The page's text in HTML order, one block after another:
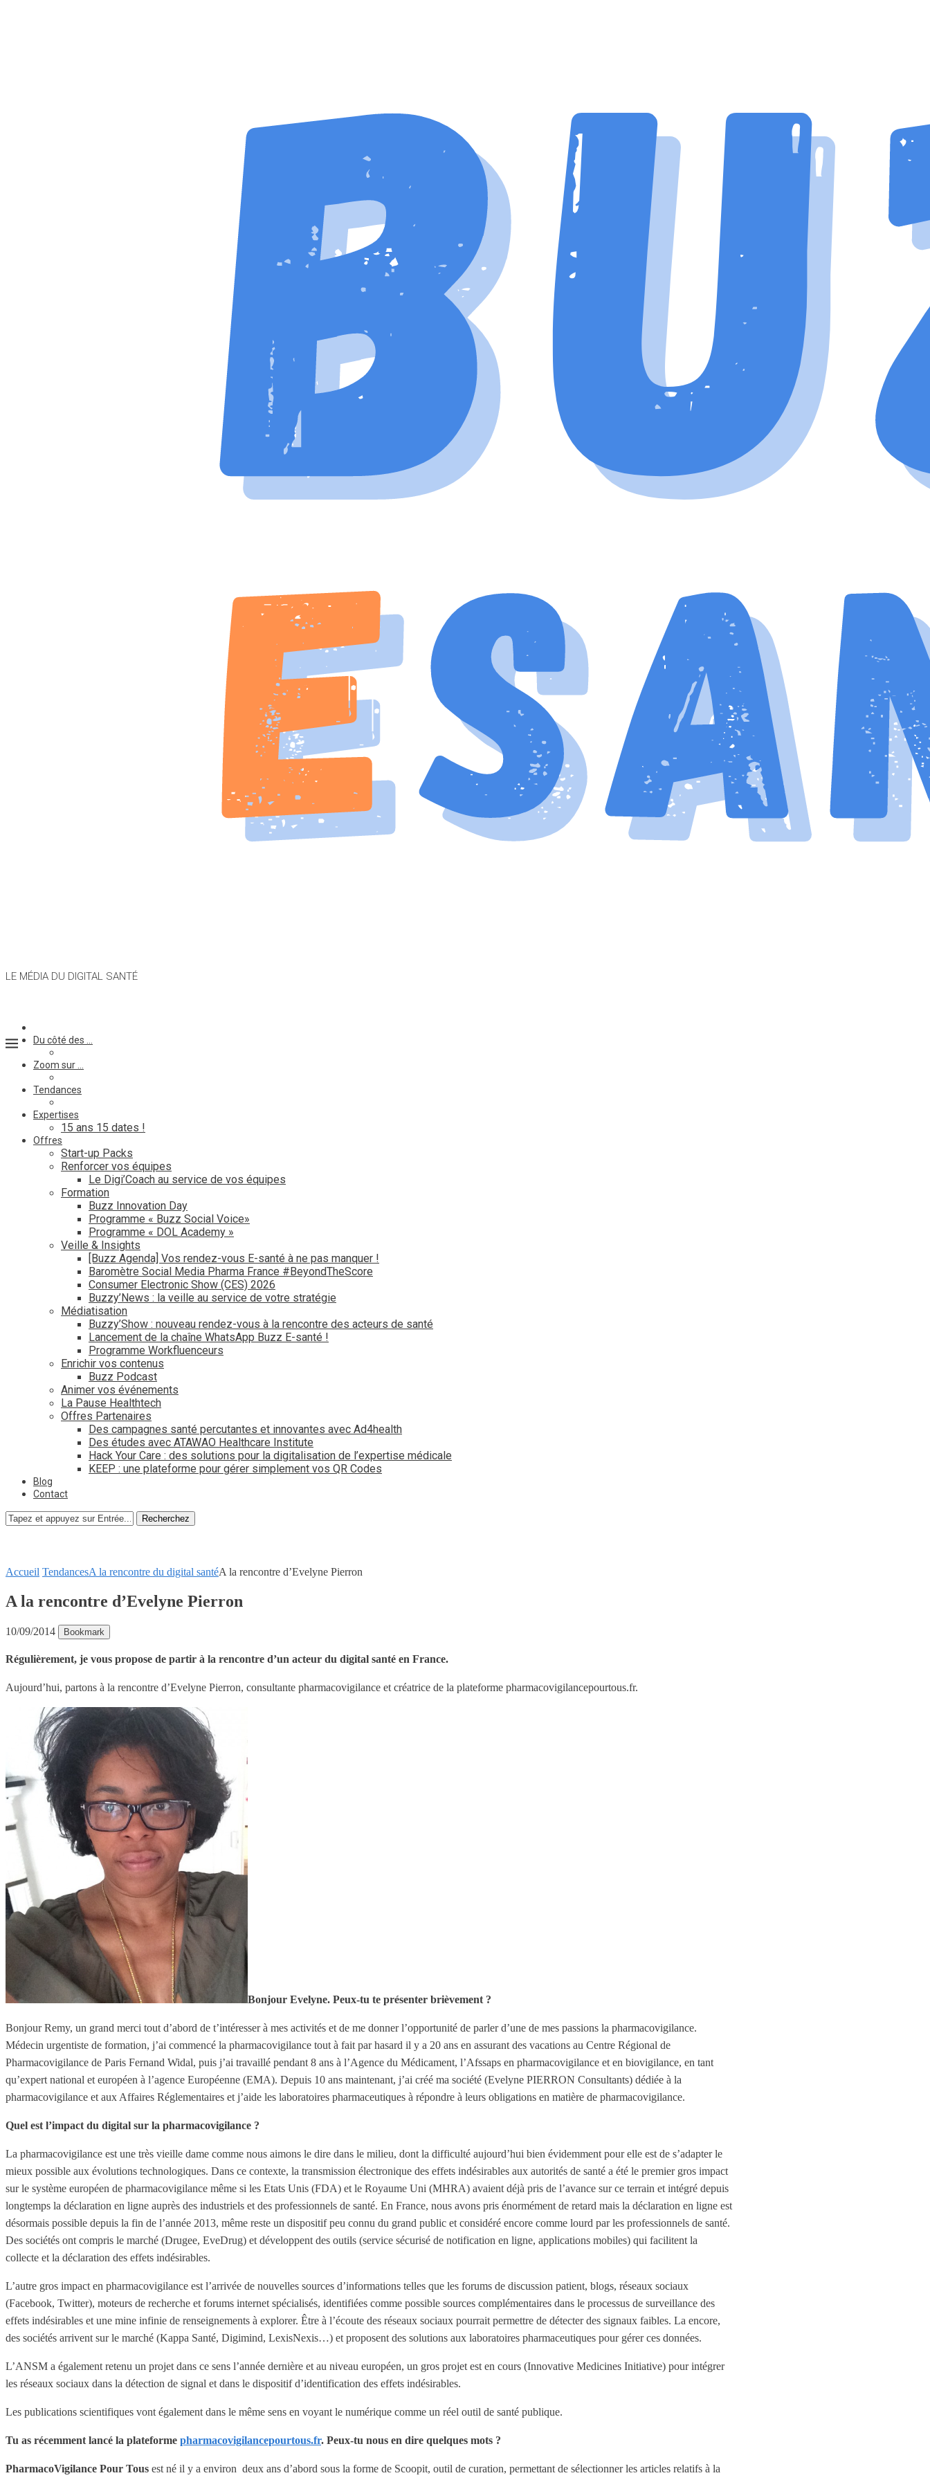
LE MÉDIA DU DIGITAL SANTÉ
Du côté des …
Zoom sur …
Tendances
Expertises
15 ans 15 dates !
Offres
Start-up Packs
Renforcer vos équipes
Le Digi’Coach au service de vos équipes
Formation
Buzz Innovation Day
Programme « Buzz Social Voice»
Programme « DOL Academy »
Veille & Insights
[Buzz Agenda] Vos rendez-vous E-santé à ne pas manquer !
Baromètre Social Media Pharma France #BeyondTheScore
Consumer Electronic Show (CES) 2026
Buzzy’News : la veille au service de votre stratégie
Médiatisation
Buzzy’Show : nouveau rendez-vous à la rencontre des acteurs de santé
Lancement de la chaîne WhatsApp Buzz E-santé !
Programme Workfluenceurs
Enrichir vos contenus
Buzz Podcast
Animer vos événements
La Pause Healthtech
Offres Partenaires
Des campagnes santé percutantes et innovantes avec Ad4health
Des études avec ATAWAO Healthcare Institute
Hack Your Care : des solutions pour la digitalisation de l’expertise médicale
KEEP : une plateforme pour gérer simplement vos QR Codes
Blog
Contact
Recherchez
Accueil TendancesA la rencontre du digital santéA la rencontre d’Evelyne Pierron
A la rencontre d’Evelyne Pierron
10/09/2014 Bookmark
Régulièrement, je vous propose de partir à la rencontre d’un acteur du digital santé en France.
Aujourd’hui, partons à la rencontre d’Evelyne Pierron, consultante pharmacovigilance et créatrice de la plateforme pharmacovigilancepourtous.fr.
Bonjour Evelyne. Peux-tu te présenter brièvement ?
Bonjour Remy, un grand merci tout d’abord de t’intéresser à mes activités et de me donner l’opportunité de parler d’une de mes passions la pharmacovigilance.
Médecin urgentiste de formation, j’ai commencé la pharmacovigilance tout à fait par hasard il y a 20 ans en assurant des vacations au Centre Régional de
Pharmacovigilance de Paris Fernand Widal, puis j’ai travaillé pendant 8 ans à l’Agence du Médicament, l’Afssaps en pharmacovigilance et en biovigilance, en tant
qu’expert national et européen à l’agence Européenne (EMA). Depuis 10 ans maintenant, j’ai créé ma société (Evelyne PIERRON Consultants) dédiée à la
pharmacovigilance et aux Affaires Réglementaires et j’aide les laboratoires pharmaceutiques à répondre à leurs obligations en matière de pharmacovigilance.
Quel est l’impact du digital sur la pharmacovigilance ?
La pharmacovigilance est une très vieille dame comme nous aimons le dire dans le milieu, dont la difficulté aujourd’hui bien évidemment pour elle est de s’adapter le
mieux possible aux évolutions technologiques. Dans ce contexte, la transmission électronique des effets indésirables aux autorités de santé a été le premier gros impact
sur le système européen de pharmacovigilance même si les Etats Unis (FDA) et le Royaume Uni (MHRA) avaient déjà pris de l’avance sur ce terrain et intégré depuis
longtemps la déclaration en ligne auprès des industriels et des professionnels de santé. En France, nous avons pris énormément de retard mais la déclaration en ligne est
désormais possible depuis la fin de l’année 2013, même reste un dispositif peu connu du grand public et considéré encore comme lourd par les professionnels de santé.
Des sociétés ont compris le marché (Drugee, EveDrug) et développent des outils (service sécurisé de notification en ligne, applications mobiles) qui facilitent la
collecte et la déclaration des effets indésirables.
L’autre gros impact en pharmacovigilance est l’arrivée de nouvelles sources d’informations telles que les forums de discussion patient, blogs, réseaux sociaux
(Facebook, Twitter), moteurs de recherche et forums internet spécialisés, identifiées comme possible sources complémentaires dans le processus de surveillance des
effets indésirables et une mine infinie de renseignements à explorer. Être à l’écoute des réseaux sociaux pourrait permettre de détecter des signaux faibles. La encore,
des sociétés arrivent sur le marché (Kappa Santé, Digimind, LexisNexis…) et proposent des solutions aux laboratoires pharmaceutiques pour gérer ces données.
L’ANSM a également retenu un projet dans ce sens l’année dernière et au niveau européen, un gros projet est en cours (Innovative Medicines Initiative) pour intégrer
les réseaux sociaux dans la détection de signal et dans le dispositif d’identification des effets indésirables.
Les publications scientifiques vont également dans le même sens en voyant le numérique comme un réel outil de santé publique.
Tu as récemment lancé la plateforme pharmacovigilancepourtous.fr. Peux-tu nous en dire quelques mots ?
PharmacoVigilance Pour Tous est né il y a environ deux ans d’abord sous la forme de Scoopit, outil de curation, permettant de sélectionner les articles relatifs à la